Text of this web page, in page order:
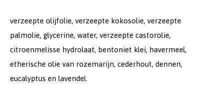
verzeepte olijfolie, verzeepte kokosolie, verzeepte
palmolie, glycerine, water, verzeepte castorolie,
citroenmelisse hydrolaat, bentoniet klei, havermeel,
etherische olie van rozemarijn, cederhout, dennen,
eucalyptus en lavendel.